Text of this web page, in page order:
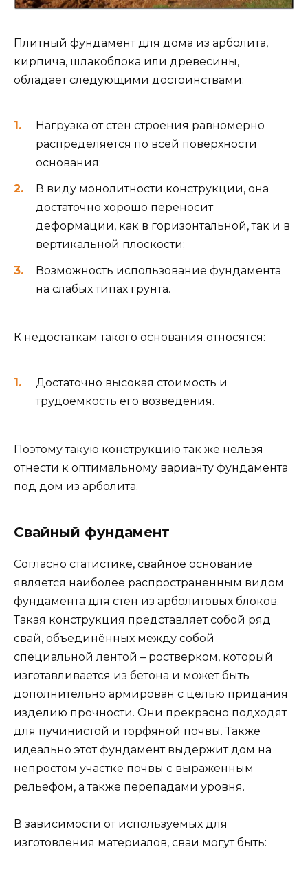
Плитный фундамент для дома из арболита,
кирпича, шлакоблока или древесины,
обладает следующими достоинствами:
Нагрузка от стен строения равномерно
распределяется по всей поверхности
основания;
В виду монолитности конструкции, она
достаточно хорошо переносит
деформации, как в горизонтальной, так и в
вертикальной плоскости;
Возможность использование фундамента
на слабых типах грунта.
К недостаткам такого основания относятся:
Достаточно высокая стоимость и
трудоёмкость его возведения.
Поэтому такую конструкцию так же нельзя
отнести к оптимальному варианту фундамента
под дом из арболита.
Свайный фундамент
Согласно статистике, свайное основание
является наиболее распространенным видом
фундамента для стен из арболитовых блоков.
Такая конструкция представляет собой ряд
свай, объединённых между собой
специальной лентой – ростверком, который
изготавливается из бетона и может быть
дополнительно армирован с целью придания
изделию прочности. Они прекрасно подходят
для пучинистой и торфяной почвы. Также
идеально этот фундамент выдержит дом на
непростом участке почвы с выраженным
рельефом, а также перепадами уровня.
В зависимости от используемых для
изготовления материалов, сваи могут быть: